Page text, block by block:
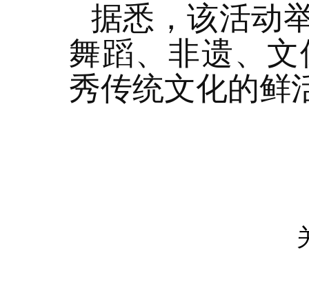
据悉，该活动
舞蹈、非遗、
秀传统文化的鲜